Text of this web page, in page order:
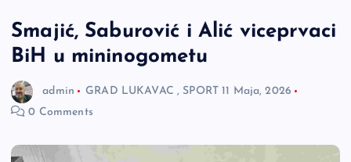
Smajić, Saburović i Alić viceprvaci
BiH u mininogometu
admin GRAD LUKAVAC , SPORT 11 Maja, 2026
0 Comments